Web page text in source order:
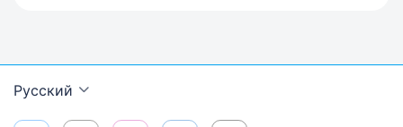
Русский